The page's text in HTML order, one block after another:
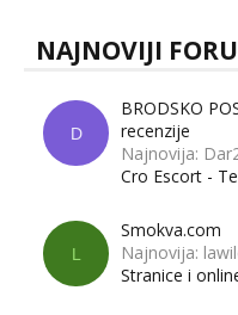
NAJNOVIJI
D
BRODSKO
recenzije
Najnovija:
Cro Escort -
L
Smokva.com
Najnovija:
Stranice i